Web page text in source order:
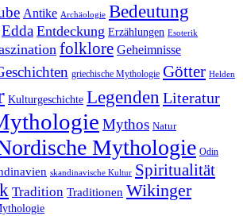
Antike Archäologie Bedeutung
Edda Entdeckung Erzählungen Esoterik
folklore Geheimnisse
griechische Mythologie Götter Helden
Kulturgeschichte Legenden Literatur
Mythos Natur
Mythologie Odin
skandinavische Kultur Spiritualität
Tradition Traditionen Wikinger